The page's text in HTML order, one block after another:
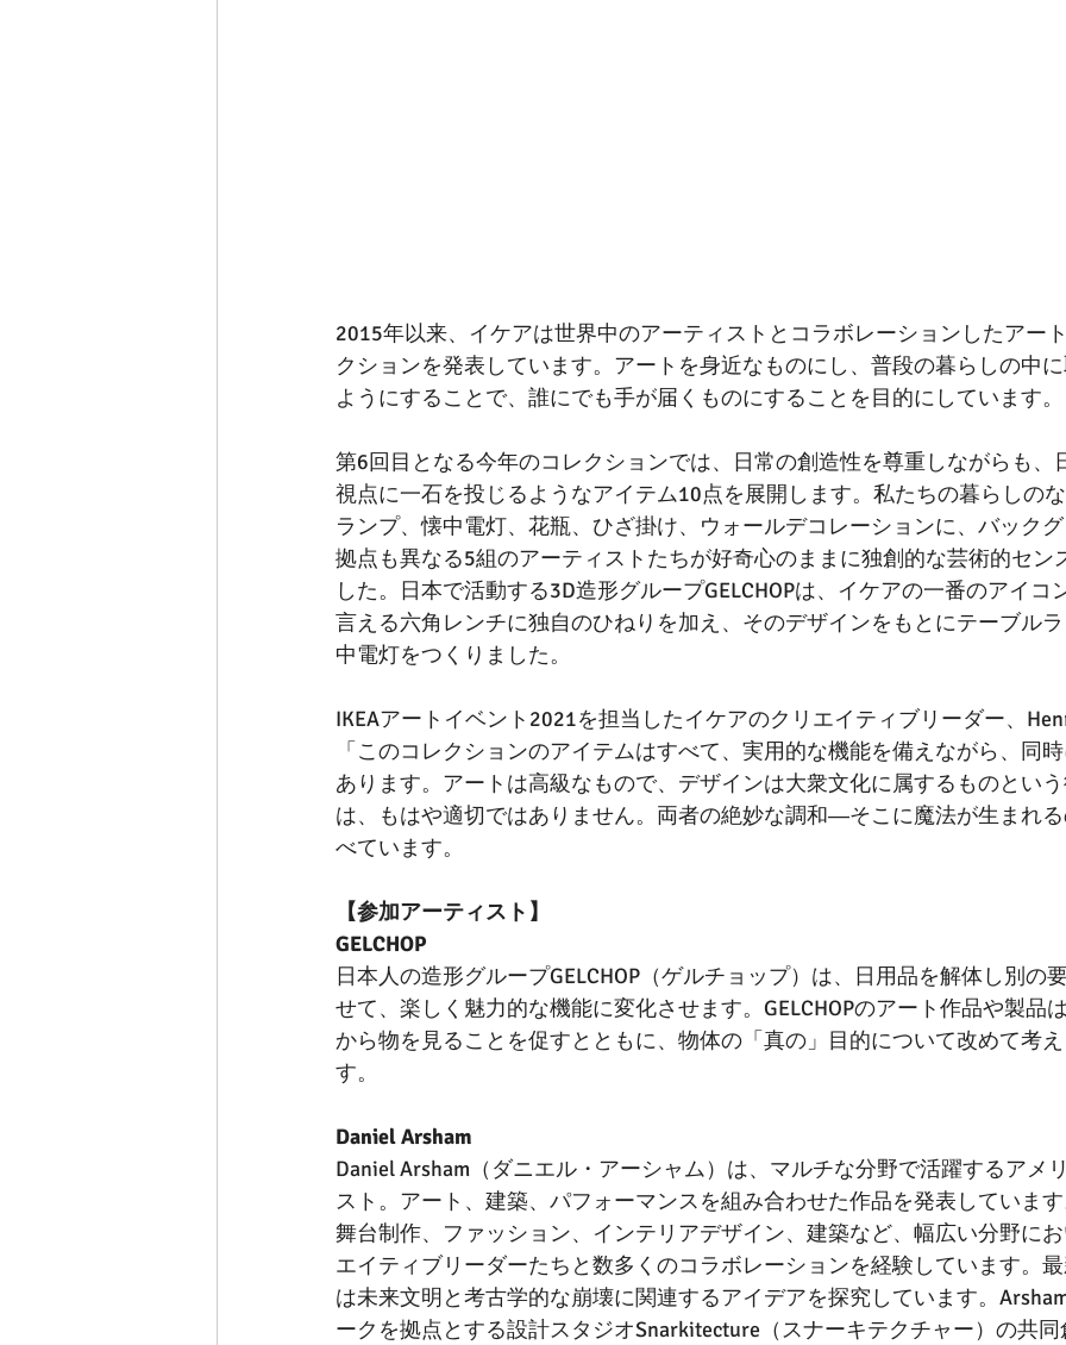
2015年以来、イケアは世界中のアーティストとコラボレーションしたアー
クションを発表しています。アートを身近なものにし、普段の暮らしの中
ようにすることで、誰にでも手が届くものにすることを目的にしています。
第6回目となる今年のコレクションでは、日常の創造性を尊重しながらも、
視点に一石を投じるようなアイテム10点を展開します。私たちの暮らしの
ランプ、懐中電灯、花瓶、ひざ掛け、ウォールデコレーションに、バック
拠点も異なる5組のアーティストたちが好奇心のままに独創的な芸術的セン
した。日本で活動する3D造形グループGELCHOPは、イケアの一番のアイコ
言える六角レンチに独自のひねりを加え、そのデザインをもとにテーブル
中電灯をつくりました。
IKEAアートイベント2021を担当したイケアのクリエイティブリーダー、
「このコレクションのアイテムはすべて、実用的な機能を備えながら、同
あります。アートは高級なもので、デザインは大衆文化に属するものとい
は、もはや適切ではありません。両者の絶妙な調和―そこに魔法が生まれ
べています。
【参加アーティスト】
GELCHOP
日本人の造形グループGELCHOP（ゲルチョップ）は、日用品を解体し別の
せて、楽しく魅力的な機能に変化させます。GELCHOPのアート作品や製品
から物を見ることを促すとともに、物体の「真の」目的について改めて考
す。
Daniel Arsham
Daniel Arsham（ダニエル・アーシャム）は、マルチな分野で活躍するアメ
スト。アート、建築、パフォーマンスを組み合わせた作品を発表していま
舞台制作、ファッション、インテリアデザイン、建築など、幅広い分野に
エイティブリーダーたちと数多くのコラボレーションを経験しています。
は未来文明と考古学的な崩壊に関連するアイデアを探究しています。
ークを拠点とする設計スタジオSnarkitecture（スナーキテクチャー）の共